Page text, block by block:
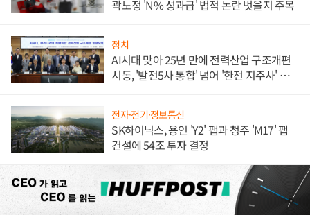
곽노정 'N% 성과급' 법적 논란 벗을지 주목
정치
AI시대 맞아 25년 만에 전력산업 구조개편
시동, '발전5사 통합' 넘어 '한전 지주사' 재편
전자·전기·정보통신
SK하이닉스, 용인 'Y2' 팹과 청주 'M17' 팹
건설에 54조 투자 결정